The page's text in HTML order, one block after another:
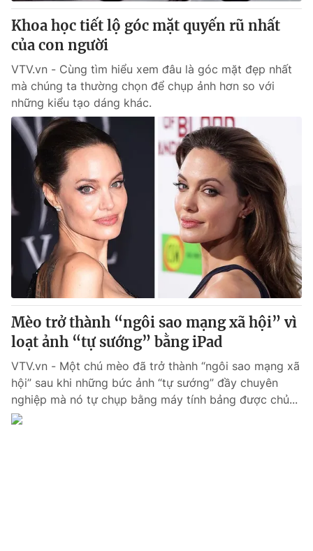
® Cấm sao chép dưới mọi hình thức nếu không có sự chấp
thuận bằng văn bản. Ghi rõ nguồn VTV.vn khi phát hành lại
thông tin từ website này.
Khoa học tiết lộ góc mặt quyến rũ nhất
của con người
VTV.vn - Cùng tìm hiểu xem đâu là góc mặt đẹp nhất
mà chúng ta thường chọn để chụp ảnh hơn so với
những kiểu tạo dáng khác.
Mèo trở thành “ngôi sao mạng xã hội” vì
loạt ảnh “tự sướng” bằng iPad
VTV.vn - Một chú mèo đã trở thành “ngôi sao mạng xã
hội” sau khi những bức ảnh “tự sướng” đầy chuyên
nghiệp mà nó tự chụp bằng máy tính bảng được chủ...